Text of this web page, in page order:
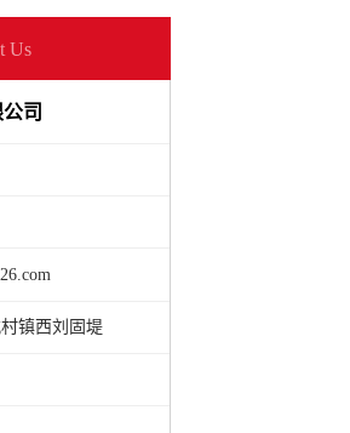
Us
司
镇西刘固堤